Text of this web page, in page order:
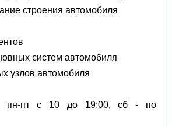
строения автомобиля
систем автомобиля
узлов автомобиля
пн-пт с 10 до 19:00, сб - по